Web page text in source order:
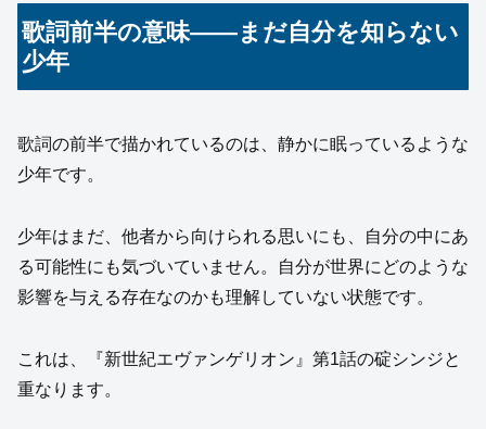
歌詞前半の意味――まだ自分を知らない
少年
歌詞の前半で描かれているのは、静かに眠っているような
少年です。
少年はまだ、他者から向けられる思いにも、自分の中にあ
る可能性にも気づいていません。自分が世界にどのような
影響を与える存在なのかも理解していない状態です。
これは、『新世紀エヴァンゲリオン』第1話の碇シンジと
重なります。